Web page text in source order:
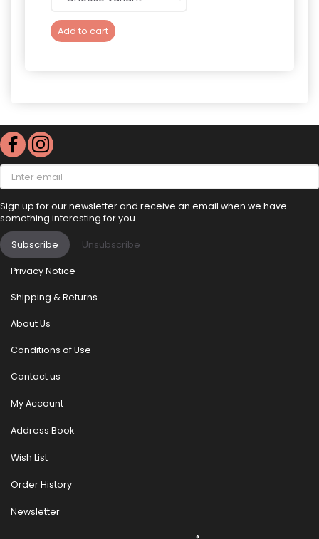
Add to cart
Enter
email
Sign up for our newsletter and receive an email when we have
something interesting for you
Subscribe Unsubscribe
Privacy Notice
Shipping & Returns
About Us
Conditions of Use
Contact us
My Account
Address Book
Wish List
Order History
Newsletter